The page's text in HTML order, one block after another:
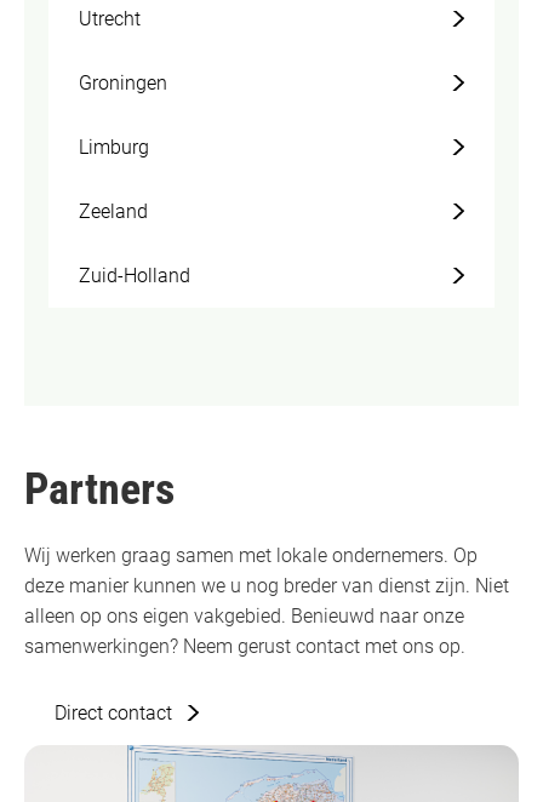
Utrecht
Groningen
Limburg
Zeeland
Zuid-Holland
Partners
Wij werken graag samen met lokale ondernemers. Op
deze manier kunnen we u nog breder van dienst zijn. Niet
alleen op ons eigen vakgebied. Benieuwd naar onze
samenwerkingen? Neem gerust contact met ons op.
Direct contact